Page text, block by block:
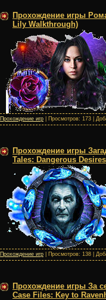
Прохождение игры
Lily Walkthrough)
Прохождение игр | Просмотров: 173 |
Прохождение игры
Tales: Dangerous
Прохождение игр | Просмотров: 138 |
Прохождение игры За
Case Files: Key to